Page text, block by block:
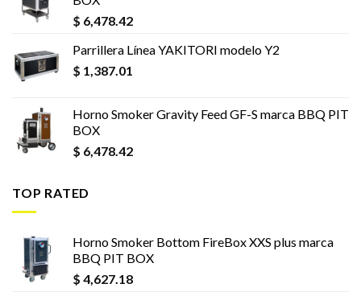
$ 6,478.42
Parrillera Línea YAKITORI modelo Y2
$ 1,387.01
Horno Smoker Gravity Feed GF-S marca BBQ PIT
BOX
$ 6,478.42
TOP RATED
Horno Smoker Bottom FireBox XXS plus marca
BBQ PIT BOX
$ 4,627.18